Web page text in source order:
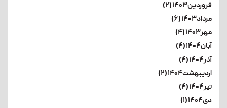
فروردین۱۴۰۳ (۲)
مرداد۱۴۰۳ (۶)
مهر۱۴۰۳ (۴)
آبان۱۴۰۴ (۴)
آذر۱۴۰۴ (۴)
اردیبهشت۱۴۰۴ (۲)
تیر۱۴۰۴ (۴)
دی۱۴۰۴ (۱)